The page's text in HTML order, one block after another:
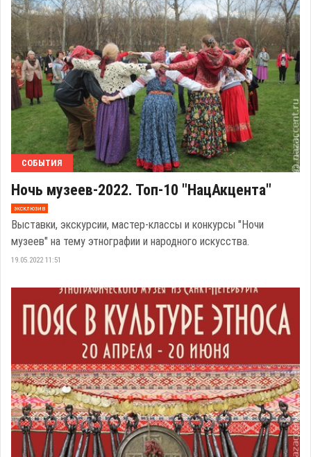
СОБЫТИЯ
Ночь музеев-2022. Топ-10 "НацАкцента"
эксклюзив
Выставки, экскурсии, мастер-классы и конкурсы "Ночи
музеев" на тему этнографии и народного искусства.
19.05.2022 11:51